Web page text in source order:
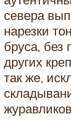
севера
нарезки
бруса, без
других
так же,